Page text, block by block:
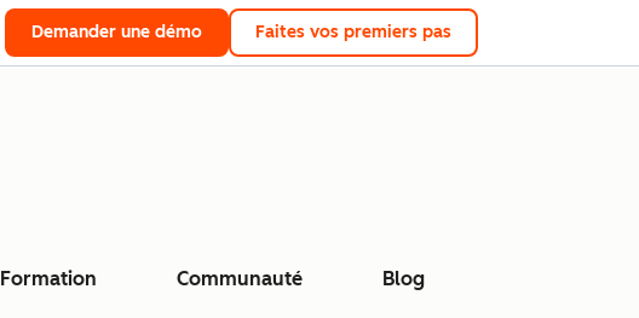
Demander une démo Faites vos premiers pas
Formation Communauté Blog